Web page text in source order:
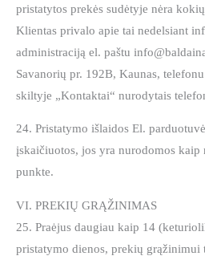
pristatytos prekės sudėtyje nėra
Klientas privalo apie tai nedelsiant
administraciją el. paštu
Savanorių pr. 192B, Kaunas,
skiltyje „Kontaktai“ nurodytais
24. Pristatymo išlaidos El.
įskaičiuotos, jos yra nurodomos kaip
punkte.
VI. PREKIŲ GRĄŽINIMAS
25. Praėjus daugiau kaip 14
pristatymo dienos, prekių grąžinimui